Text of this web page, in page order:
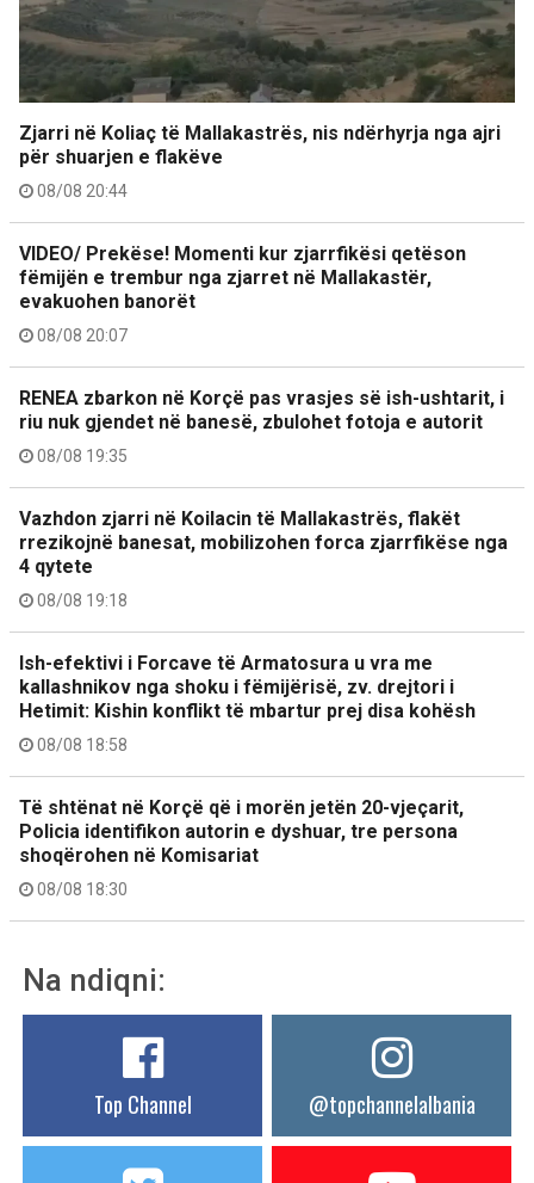
Zjarri në Koliaç të Mallakastrës, nis ndërhyrja nga ajri
për shuarjen e flakëve
08/08 20:44
VIDEO/ Prekëse! Momenti kur zjarrfikësi qetëson
fëmijën e trembur nga zjarret në Mallakastër,
evakuohen banorët
08/08 20:07
RENEA zbarkon në Korçë pas vrasjes së ish-ushtarit, i
riu nuk gjendet në banesë, zbulohet fotoja e autorit
08/08 19:35
Vazhdon zjarri në Koilacin të Mallakastrës, flakët
rrezikojnë banesat, mobilizohen forca zjarrfikëse nga
4 qytete
08/08 19:18
Ish-efektivi i Forcave të Armatosura u vra me
kallashnikov nga shoku i fëmijërisë, zv. drejtori i
Hetimit: Kishin konflikt të mbartur prej disa kohësh
08/08 18:58
Të shtënat në Korçë që i morën jetën 20-vjeçarit,
Policia identifikon autorin e dyshuar, tre persona
shoqërohen në Komisariat
08/08 18:30
Na ndiqni:
Top Channel @topchannelalbania